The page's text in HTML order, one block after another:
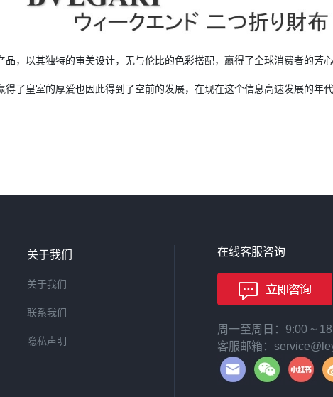
，以其独特的审美设计，无与伦比的色彩搭配，赢得了全球消费者的芳
了皇室的厚爱也因此得到了空前的发展，在现在这个信息高速发展的
关于我们
关于我们
联系我们
隐私声明
在线客服咨询
周一至周日：9:00 ~
客服邮箱：